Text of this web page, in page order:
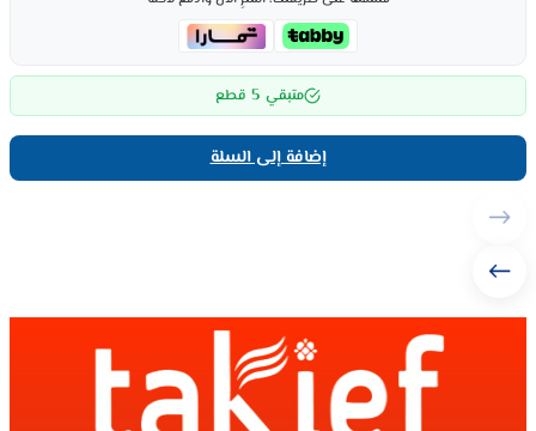
متبقي 5 قطع
إضافة إلى السلة